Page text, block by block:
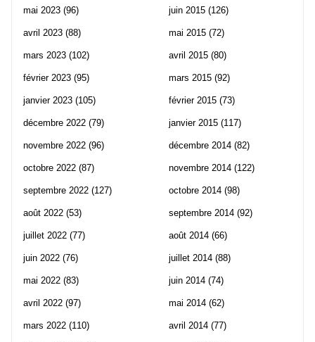
mai 2023 (96)
avril 2023 (88)
mars 2023 (102)
février 2023 (95)
janvier 2023 (105)
décembre 2022 (79)
novembre 2022 (96)
octobre 2022 (87)
septembre 2022 (127)
août 2022 (53)
juillet 2022 (77)
juin 2022 (76)
mai 2022 (83)
avril 2022 (97)
mars 2022 (110)
juin 2015 (126)
mai 2015 (72)
avril 2015 (80)
mars 2015 (92)
février 2015 (73)
janvier 2015 (117)
décembre 2014 (82)
novembre 2014 (122)
octobre 2014 (98)
septembre 2014 (92)
août 2014 (66)
juillet 2014 (88)
juin 2014 (74)
mai 2014 (62)
avril 2014 (77)